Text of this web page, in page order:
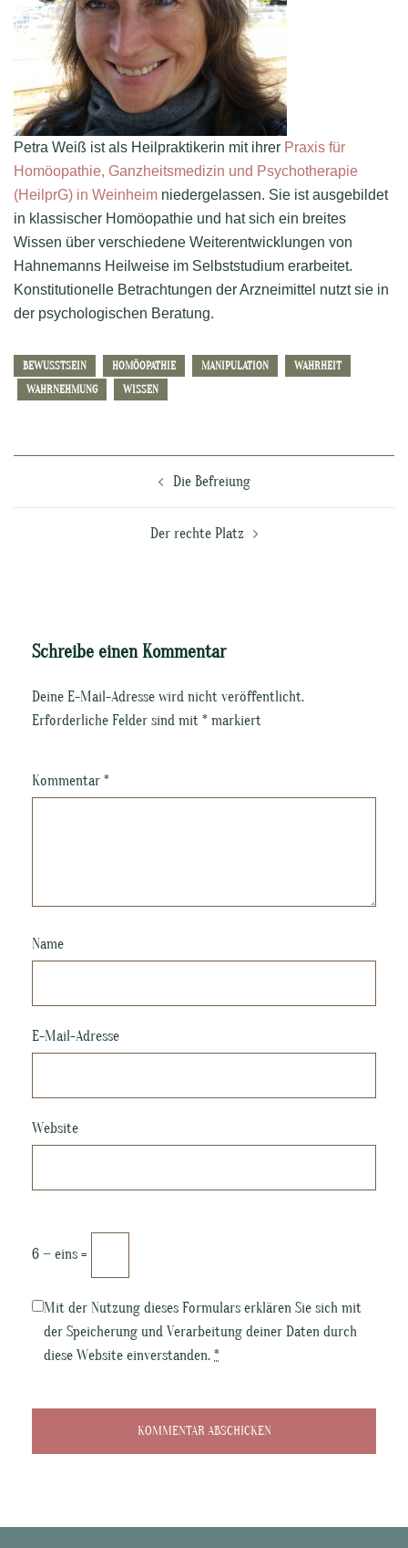
Petra Weiß ist als Heilpraktikerin mit ihrer Praxis für
Homöopathie, Ganzheitsmedizin und Psychotherapie
(HeilprG) in Weinheim niedergelassen. Sie ist ausgebildet
in klassischer Homöopathie und hat sich ein breites
Wissen über verschiedene Weiterentwicklungen von
Hahnemanns Heilweise im Selbststudium erarbeitet.
Konstitutionelle Betrachtungen der Arzneimittel nutzt sie in
der psychologischen Beratung.
BEWUSSTSEIN HOMÖOPATHIE MANIPULATION
WAHRHEIT
WAHRNEHMUNG
WISSEN
Die Befreiung
Der rechte Platz
Schreibe einen Kommentar
Deine E-Mail-Adresse wird nicht veröffentlicht.
Erforderliche Felder sind mit * markiert
Kommentar *
Name
E-Mail-Adresse
Website
6 − eins =
Mit der Nutzung dieses Formulars erklären Sie sich mit
der Speicherung und Verarbeitung deiner Daten durch
diese Website einverstanden. *